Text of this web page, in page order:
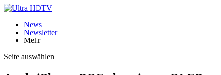
News
Newsletter
Mehr
Seite auswählen